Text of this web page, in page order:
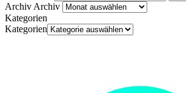
Archiv Archiv
Kategorien
Kategorien